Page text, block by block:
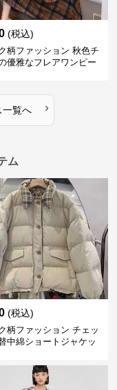
(税込)
柄ファッション 秋色チ
優雅なフレアワンピー
一覧へ ›
ム
(税込)
柄ファッション チェッ
中綿ショートジャケッ